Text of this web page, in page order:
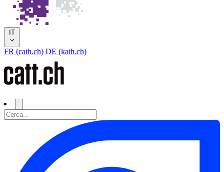
IT
FR (cath.ch) DE (kath.ch)